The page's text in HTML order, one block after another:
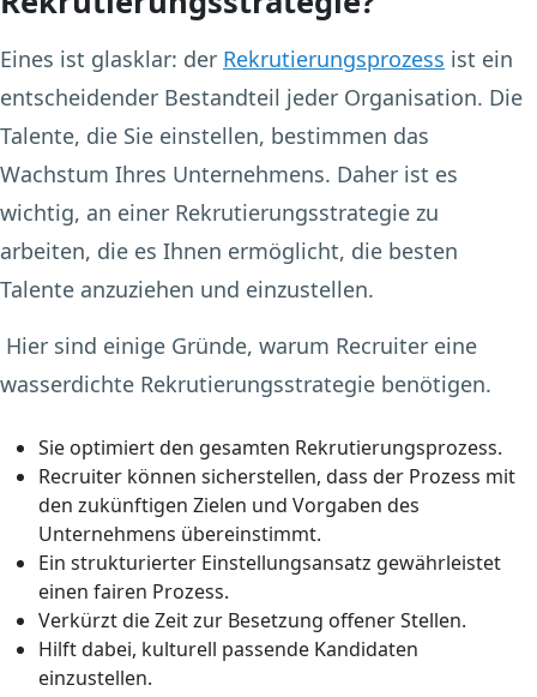
Eines ist glasklar: der Rekrutierungsprozess ist ein
entscheidender Bestandteil jeder Organisation. Die
Talente, die Sie einstellen, bestimmen das
Wachstum Ihres Unternehmens. Daher ist es
wichtig, an einer Rekrutierungsstrategie zu
arbeiten, die es Ihnen ermöglicht, die besten
Talente anzuziehen und einzustellen.
Hier sind einige Gründe, warum Recruiter eine
wasserdichte Rekrutierungsstrategie benötigen.
Sie optimiert den gesamten Rekrutierungsprozess.
Recruiter können sicherstellen, dass der Prozess mit
den zukünftigen Zielen und Vorgaben des
Unternehmens übereinstimmt.
Ein strukturierter Einstellungsansatz gewährleistet
einen fairen Prozess.
Verkürzt die Zeit zur Besetzung offener Stellen.
Hilft dabei, kulturell passende Kandidaten
einzustellen.